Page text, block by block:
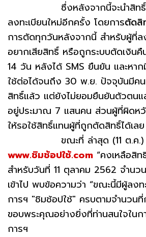
ซึ่งหลังจากนี้จะนำสิทธิ์ที่ตั
ลงทะเบียนใหม่อีกครั้ง โดยการตัดสิ
การตัดทุกวันหลังจากนี้ สำหรับผู้ที่ล
อยากเสียสิทธิ์ หรือถูกระบบตัดเงินคื
14 วัน หลังได้ SMS ยืนยัน และหาก
ใช้ต่อได้จนถึง 30 พ.ย. ปัจจุบันมีคน
สิทธิ์แล้ว แต่ยังไม่ยอมยืนยันตัวตนแ
อยู่ประมาณ 7 แสนคน ส่วนผู้ที่ผิดหวั
ให้รอใช้สิทธิ์แทนผู้ที่ถูกตัดสิทธิ์ได้เลย
ขณะที่ ล่าสุด (11 ต.ค.) ห
www.ชิมช้อปใช้.com “คงเหลือสิท
สำหรับวันที่ 11 ตุลาคม 2562 จำนว
เข้าไป พบข้อความว่า “ขณะนี้มีผู้ลงท
การฯ "ชิมช้อปใช้" ครบตามจำนวน
ขอบพระคุณอย่างยิ่งที่ท่านสนใจในก
การฯ